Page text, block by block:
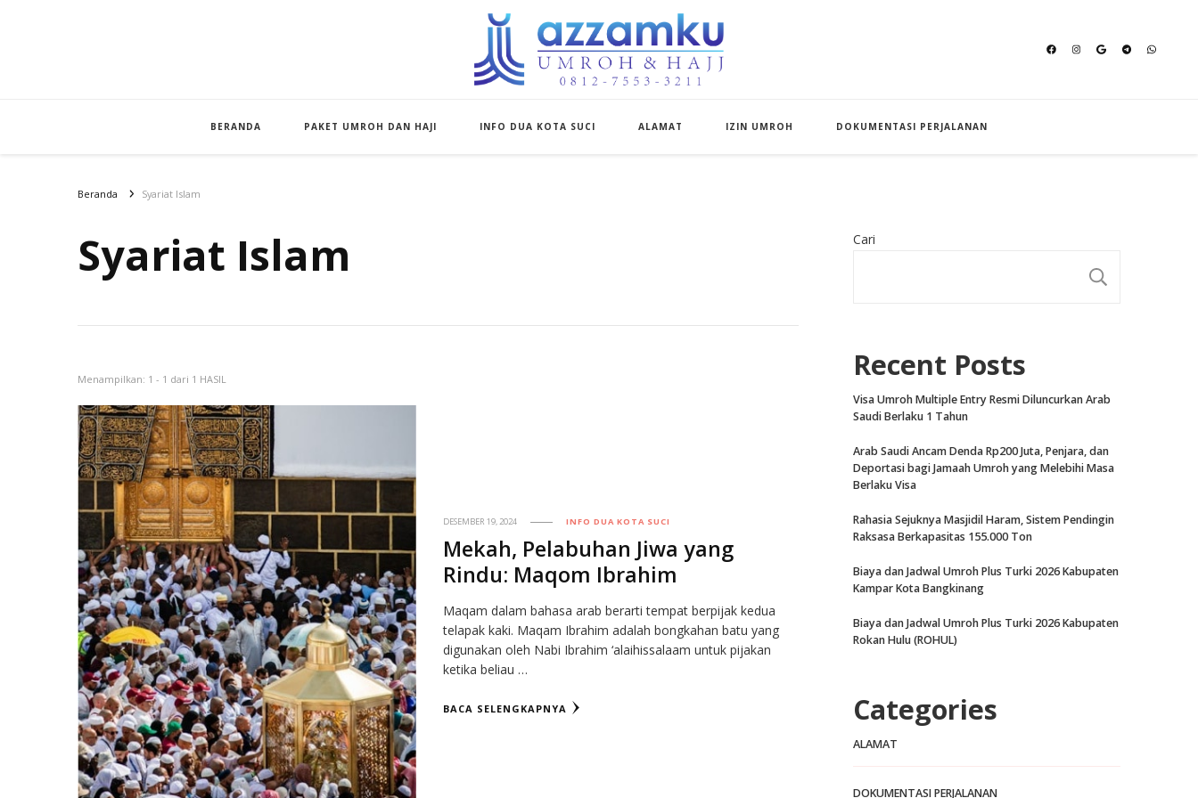
BERANDA PAKET UMROH DAN HAJI INFO DUA KOTA SUCI ALAMAT IZIN UMROH DOKUMENTASI PERJALANAN
Beranda Syariat Islam
Syariat Islam
Menampilkan: 1 - 1 dari 1 HASIL
DESEMBER 19, 2024 INFO DUA KOTA SUCI
Mekah, Pelabuhan Jiwa yang
Rindu: Maqom Ibrahim
Maqam dalam bahasa arab berarti tempat berpijak kedua
telapak kaki. Maqam Ibrahim adalah bongkahan batu yang
digunakan oleh Nabi Ibrahim ‘alaihissalaam untuk pijakan
ketika beliau …
BACA SELENGKAPNYA
Cari
Recent Posts
Visa Umroh Multiple Entry Resmi Diluncurkan Arab
Saudi Berlaku 1 Tahun
Arab Saudi Ancam Denda Rp200 Juta, Penjara, dan
Deportasi bagi Jamaah Umroh yang Melebihi Masa
Berlaku Visa
Rahasia Sejuknya Masjidil Haram, Sistem Pendingin
Raksasa Berkapasitas 155.000 Ton
Biaya dan Jadwal Umroh Plus Turki 2026 Kabupaten
Kampar Kota Bangkinang
Biaya dan Jadwal Umroh Plus Turki 2026 Kabupaten
Rokan Hulu (ROHUL)
Categories
ALAMAT
DOKUMENTASI PERJALANAN